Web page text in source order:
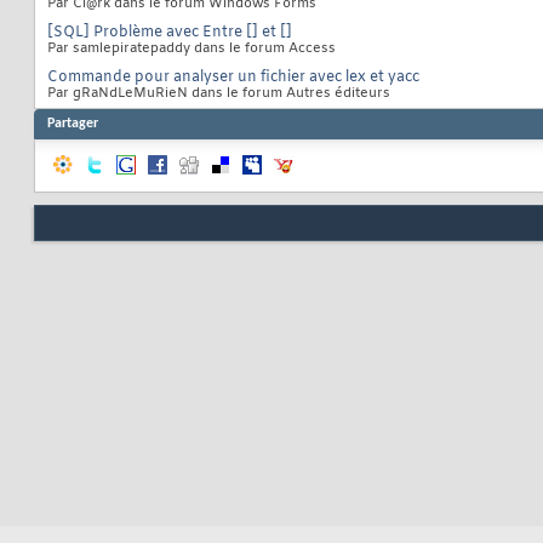
Par Cl@rk dans le forum Windows Forms
[SQL] Problème avec Entre [] et []
Par samlepiratepaddy dans le forum Access
Commande pour analyser un fichier avec lex et yacc
Par gRaNdLeMuRieN dans le forum Autres éditeurs
Partager